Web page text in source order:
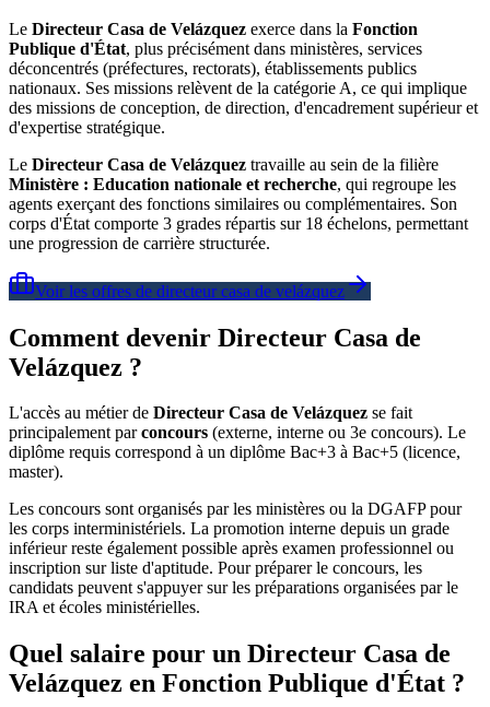
Le Directeur Casa de Velázquez exerce dans la Fonction
Publique d'État, plus précisément dans ministères, services
déconcentrés (préfectures, rectorats), établissements publics
nationaux. Ses missions relèvent de la catégorie A, ce qui implique
des missions de conception, de direction, d'encadrement supérieur et
d'expertise stratégique.
Le Directeur Casa de Velázquez travaille au sein de la filière
Ministère : Education nationale et recherche, qui regroupe les
agents exerçant des fonctions similaires ou complémentaires. Son
corps d'État comporte 3 grades répartis sur 18 échelons, permettant
une progression de carrière structurée.
Voir les offres de directeur casa de velázquez
Comment devenir Directeur Casa de
Velázquez ?
L'accès au métier de Directeur Casa de Velázquez se fait
principalement parconcours (externe, interne ou 3e concours). Le
diplôme requis correspond à un diplôme Bac+3 à Bac+5 (licence,
master).
Les concours sont organisés par les ministères ou la DGAFP pour
les corps interministériels. La promotion interne depuis un grade
inférieur reste également possible après examen professionnel ou
inscription sur liste d'aptitude. Pour préparer le concours, les
candidats peuvent s'appuyer sur les préparations organisées par le
IRA et écoles ministérielles.
Quel salaire pour un Directeur Casa de
Velázquez en Fonction Publique d'État ?